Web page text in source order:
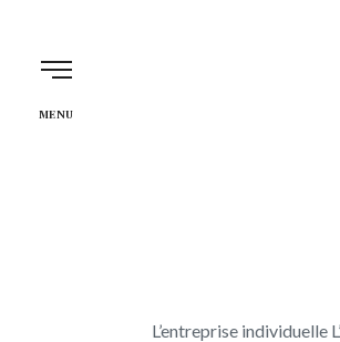
MENU L'Atelier
L’entreprise individuelle